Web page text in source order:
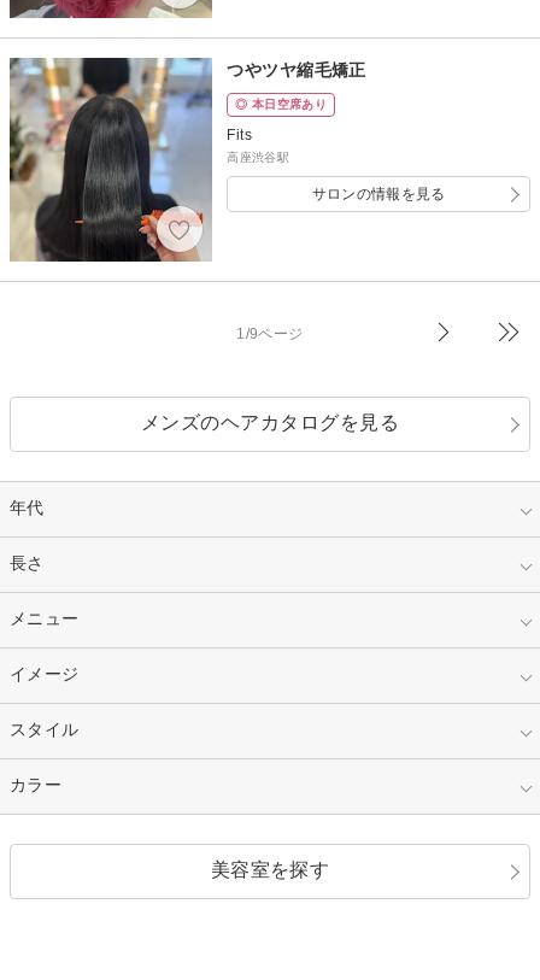
つやツヤ縮毛矯正
◎ 本日空席あり
Fits
高座渋谷駅
サロンの情報を見る
1/9ページ
メンズのヘアカタログを見る
年代
指定なし
10代
30代
長さ
指定なし
ショート
セミロング
メニュー
指定なし
カラー
縮毛矯正
イメージ
指定なし
キュート
ストリート
スタイル
指定なし
カラー
美容室を探す